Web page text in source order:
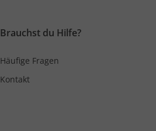
Brauchst du Hilfe?
Häufige Fragen
Kontakt